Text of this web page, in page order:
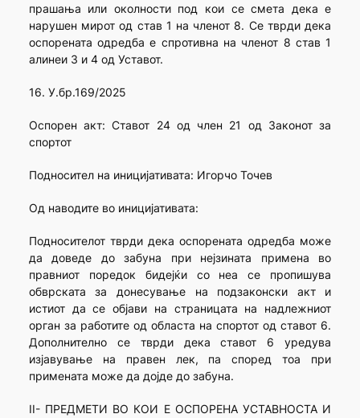
прашања или околности под кои се смета дека е
нарушен мирот од став 1 на членот 8. Се тврди дека
оспорената одредба е спротивна на членот 8 став 1
алинеи 3 и 4 од Уставот.
16. У.бр.169/2025
Оспорен акт: Ставот 24 од член 21 од Законот за
спортот
Подносител на иницијативата: Игорчо Точев
Од наводите во иницијативата:
Подносителот тврди дека оспорената одредба може
да доведе до забуна при нејзината примена во
правниот поредок бидејќи со неа се пропишува
обврската за донесување на подзаконски акт и
истиот да се објави на страницата на надлежниот
орган за работите од областа на спортот од ставот 6.
Дополнително се тврди дека ставот 6 уредува
изјавување на правен лек, па според тоа при
примената може да дојде до забуна.
II- ПРЕДМЕТИ ВО КОИ Е ОСПОРЕНА УСТАВНОСТА И